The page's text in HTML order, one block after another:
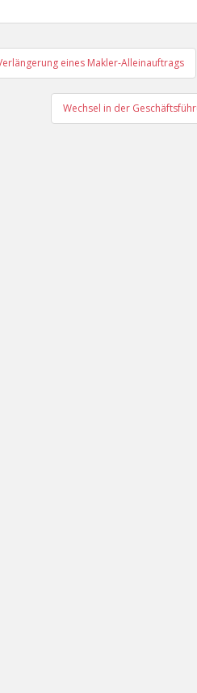
eines Makler-Alleinauftrags
Wechsel in der